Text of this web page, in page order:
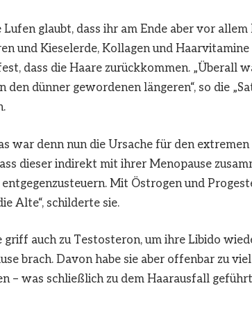
glaubt, dass ihr am Ende aber vor
und Kieselerde, Kollagen und
dass die Haare zurückkommen. „Überall
den dünner gewordenen längeren“, so die
war denn nun die Ursache für den
dieser indirekt mit ihrer Menopause
Mit Östrogen und
Alte“, schilderte sie.
griff auch zu Testosteron, um ihre Libido
brach. Davon habe sie aber offenbar zu
– was schließlich zu dem Haarausfall